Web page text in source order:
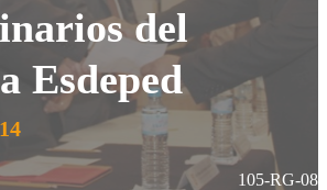
del
Esdeped
105-RG-08